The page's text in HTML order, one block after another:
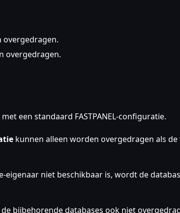
overgedragen.
overgedragen.
een standaard FASTPANEL-configuratie.
kunnen alleen worden overgedragen als de
niet beschikbaar is, wordt de
bijbehorende databases ook niet